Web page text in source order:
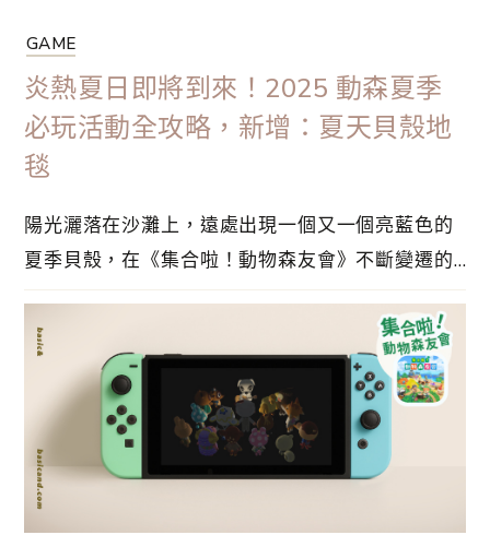
GAME
炎熱夏日即將到來！2025 動森夏季
必玩活動全攻略，新增：夏天貝殼地
毯
陽光灑落在沙灘上，遠處出現一個又一個亮藍色的
夏季貝殼，在《集合啦！動物森友會》不斷變遷的
長週期為三個月，不長也不短，在海邊散步時，蒐
集這些引人注目的寶藏，用途相當多，詳情就在這
篇文章！隨着季節變化，北半球和南半球迎來夏天
的時間不同，而且南半球玩家的話，夏季貝殼的出
現⋯